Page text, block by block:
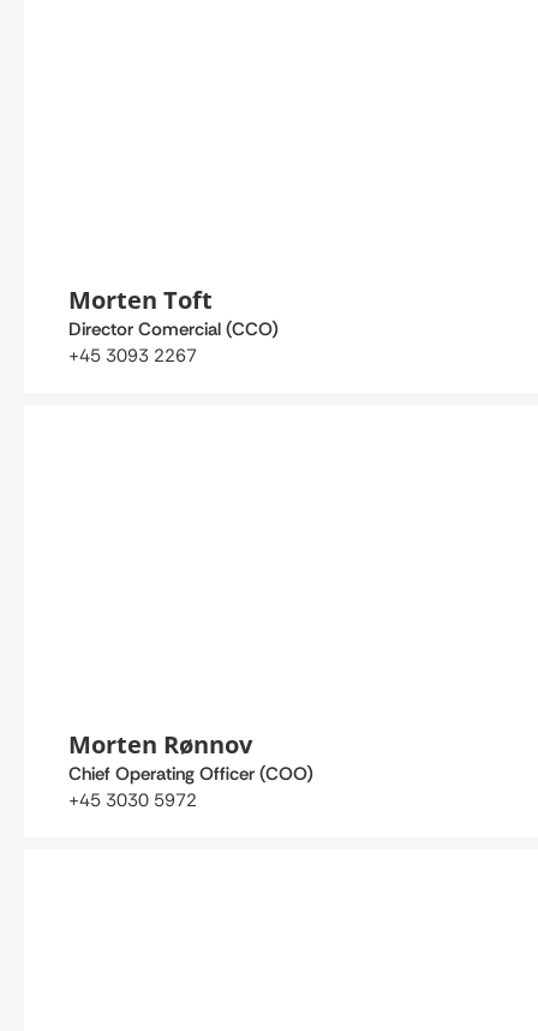
Morten Toft
Director Comercial (CCO)
+45 3093 2267
Morten Rønnov
Chief Operating Officer (COO)
+45 3030 5972